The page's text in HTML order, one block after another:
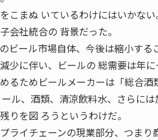
こまぬ いているわけにはいかない
会社統合の 背景だった。
ビール市場自体、今後は縮小する
少に伴い、ビールの 総需要は年
るためビールメーカーは「総合
ル、酒類、清涼飲料水、さらに
りを図 ろうというわけだ。
ライチェーンの現業部分、つま